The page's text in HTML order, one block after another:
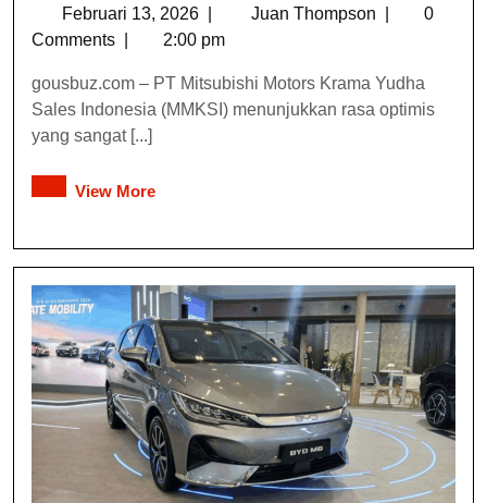
Februari 13, 2026 Juan Thompson
0
Comments
2:00 pm
gousbuz.com – PT Mitsubishi Motors Krama Yudha
Sales Indonesia (MMKSI) menunjukkan rasa optimis
yang sangat [...]
View More